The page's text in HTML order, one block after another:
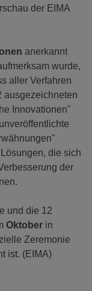
der EIMA
anerkannt
wurde,
aller Verfahren
ausgezeichneten
Innovationen"
die sich
der
und die 12
Oktober in
Zeremonie
ist. (EIMA)